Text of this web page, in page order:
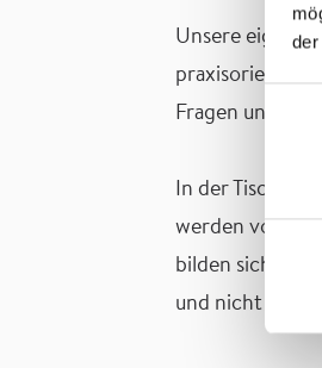
Unsere
Fragen und
In der
werden vor
bilden sich
und nicht